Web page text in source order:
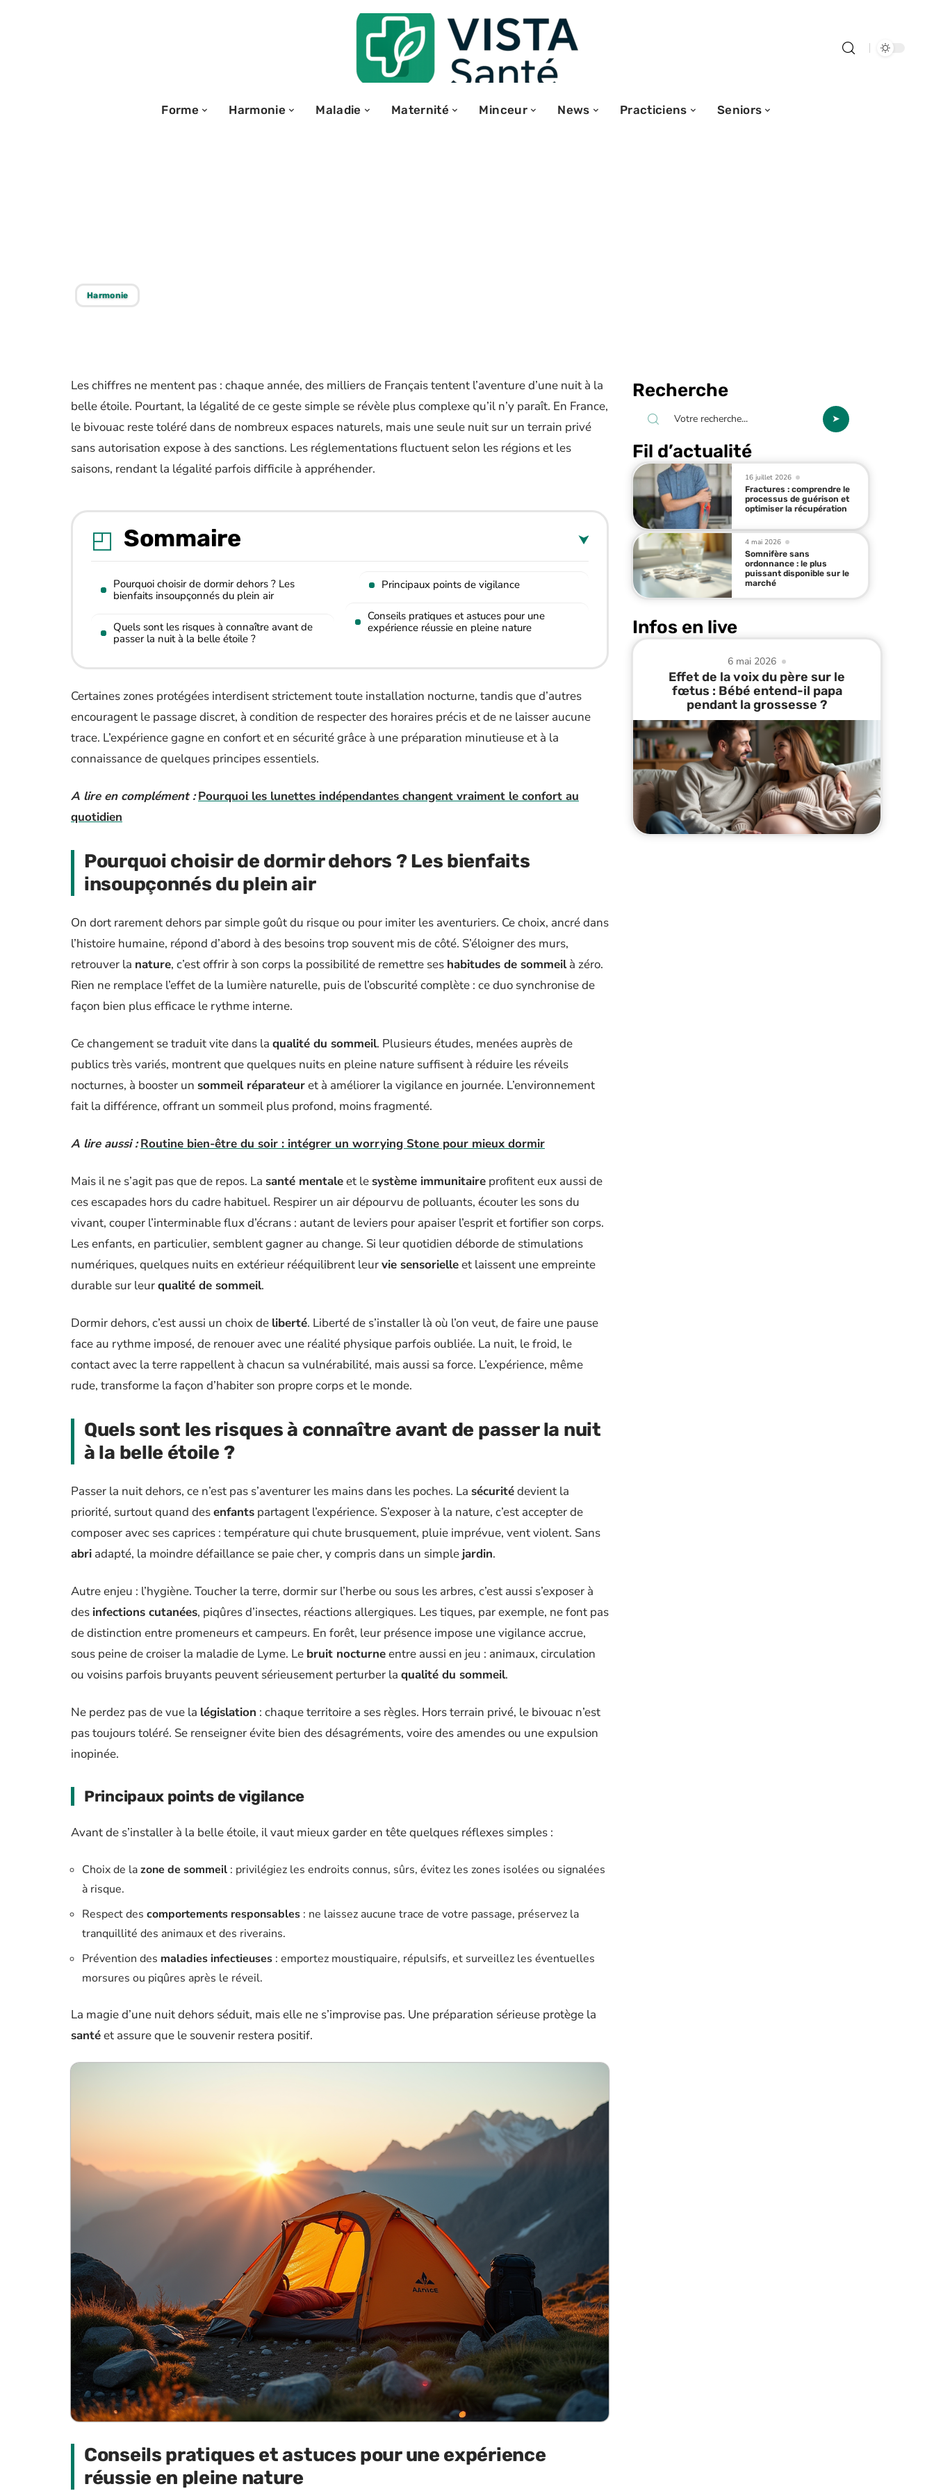
Forme Harmonie Maladie Maternité Minceur News Practiciens Seniors
Harmonie
Les chiffres ne mentent pas : chaque année, des milliers de Français tentent l’aventure d’une nuit à la
belle étoile. Pourtant, la légalité de ce geste simple se révèle plus complexe qu’il n’y paraît. En France,
le bivouac reste toléré dans de nombreux espaces naturels, mais une seule nuit sur un terrain privé
sans autorisation expose à des sanctions. Les réglementations fluctuent selon les régions et les
saisons, rendant la légalité parfois difficile à appréhender.
Sommaire
Pourquoi choisir de dormir dehors ? Les
bienfaits insoupçonnés du plein air
Quels sont les risques à connaître avant de
passer la nuit à la belle étoile ?
Principaux points de vigilance
Conseils pratiques et astuces pour une
expérience réussie en pleine nature
Certaines zones protégées interdisent strictement toute installation nocturne, tandis que d’autres
encouragent le passage discret, à condition de respecter des horaires précis et de ne laisser aucune
trace. L’expérience gagne en confort et en sécurité grâce à une préparation minutieuse et à la
connaissance de quelques principes essentiels.
A lire en complément : Pourquoi les lunettes indépendantes changent vraiment le confort au
quotidien
Pourquoi choisir de dormir dehors ? Les bienfaits
insoupçonnés du plein air
On dort rarement dehors par simple goût du risque ou pour imiter les aventuriers. Ce choix, ancré dans
l’histoire humaine, répond d’abord à des besoins trop souvent mis de côté. S’éloigner des murs,
retrouver la nature, c’est offrir à son corps la possibilité de remettre ses habitudes de sommeilà zéro.
Rien ne remplace l’effet de la lumière naturelle, puis de l’obscurité complète : ce duo synchronise de
façon bien plus efficace le rythme interne.
Ce changement se traduit vite dans la qualité du sommeil. Plusieurs études, menées auprès de
publics très variés, montrent que quelques nuits en pleine nature suffisent à réduire les réveils
nocturnes, à booster un sommeil réparateuret à améliorer la vigilance en journée. L’environnement
fait la différence, offrant un sommeil plus profond, moins fragmenté.
A lire aussi : Routine bien-être du soir : intégrer un worrying Stone pour mieux dormir
Mais il ne s’agit pas que de repos. La santé mentaleet le système immunitaire profitent eux aussi de
ces escapades hors du cadre habituel. Respirer un air dépourvu de polluants, écouter les sons du
vivant, couper l’interminable flux d’écrans : autant de leviers pour apaiser l’esprit et fortifier son corps.
Les enfants, en particulier, semblent gagner au change. Si leur quotidien déborde de stimulations
numériques, quelques nuits en extérieur rééquilibrent leurvie sensorielleet laissent une empreinte
durable sur leurqualité de sommeil.
Dormir dehors, c’est aussi un choix de liberté. Liberté de s’installer là où l’on veut, de faire une pause
face au rythme imposé, de renouer avec une réalité physique parfois oubliée. La nuit, le froid, le
contact avec la terre rappellent à chacun sa vulnérabilité, mais aussi sa force. L’expérience, même
rude, transforme la façon d’habiter son propre corps et le monde.
Quels sont les risques à connaître avant de passer la nuit
à la belle étoile ?
Passer la nuit dehors, ce n’est pas s’aventurer les mains dans les poches. La sécuritédevient la
priorité, surtout quand desenfants partagent l’expérience. S’exposer à la nature, c’est accepter de
composer avec ses caprices : température qui chute brusquement, pluie imprévue, vent violent. Sans
abri adapté, la moindre défaillance se paie cher, y compris dans un simple jardin.
Autre enjeu : l’hygiène. Toucher la terre, dormir sur l’herbe ou sous les arbres, c’est aussi s’exposer à
des infections cutanées, piqûres d’insectes, réactions allergiques. Les tiques, par exemple, ne font pas
de distinction entre promeneurs et campeurs. En forêt, leur présence impose une vigilance accrue,
sous peine de croiser la maladie de Lyme. Le bruit nocturneentre aussi en jeu : animaux, circulation
ou voisins parfois bruyants peuvent sérieusement perturber la qualité du sommeil.
Ne perdez pas de vue la législation : chaque territoire a ses règles. Hors terrain privé, le bivouac n’est
pas toujours toléré. Se renseigner évite bien des désagréments, voire des amendes ou une expulsion
inopinée.
Principaux points de vigilance
Avant de s’installer à la belle étoile, il vaut mieux garder en tête quelques réflexes simples :
Choix de lazone de sommeil : privilégiez les endroits connus, sûrs, évitez les zones isolées ou signalées
à risque.
Respect des comportements responsables : ne laissez aucune trace de votre passage, préservez la
tranquillité des animaux et des riverains.
Prévention des maladies infectieuses : emportez moustiquaire, répulsifs, et surveillez les éventuelles
morsures ou piqûres après le réveil.
La magie d’une nuit dehors séduit, mais elle ne s’improvise pas. Une préparation sérieuse protège la
santéet assure que le souvenir restera positif.
Conseils pratiques et astuces pour une expérience
réussie en pleine nature
Recherche
Fil d’actualité
16 juillet 2026
Fractures : comprendre le
processus de guérison et
optimiser la récupération
4 mai 2026
Somnifère sans
ordonnance : le plus
puissant disponible sur le
marché
Infos en live
6 mai 2026
Effet de la voix du père sur le
fœtus : Bébé entend-il papa
pendant la grossesse ?